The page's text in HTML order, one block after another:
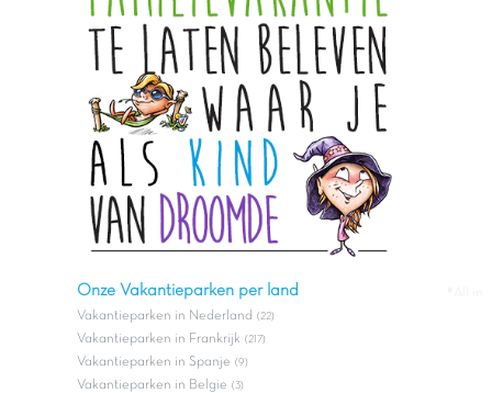
Onze Vakantieparken per land
Vakantieparken in Nederland (22)
Vakantieparken in Frankrijk (217)
Vakantieparken in Spanje (9)
Vakantieparken in Belgie (3)